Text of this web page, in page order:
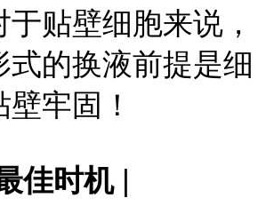
贴壁细胞来说，
式的换液前提是细
牢固！
佳时机|